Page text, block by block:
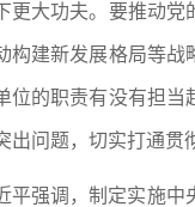
更大功夫。要推动党
构建新发展格局等
位的职责有没有担当
出问题，切实打通贯
平强调，制定实施